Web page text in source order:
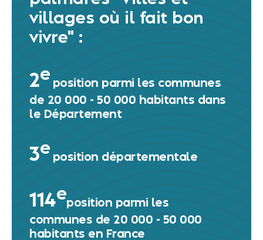
villages où il fait bon
vivre" :
2e
position parmi les communes
de 20 000 - 50 000 habitants dans
le Département
3e
position départementale
114e
position parmi les
communes de 20 000 - 50 000
habitants en France